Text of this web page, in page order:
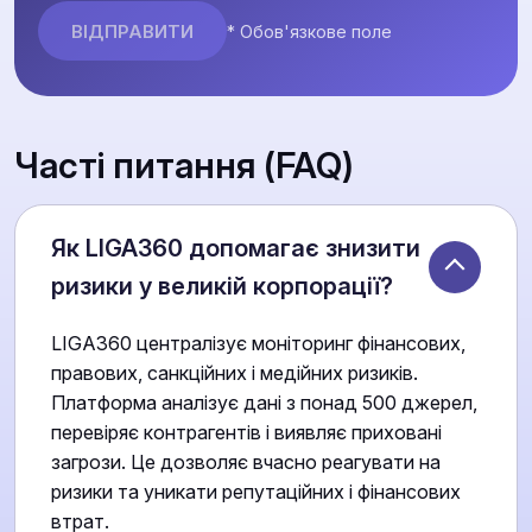
* Обов'язкове поле
Часті питання (FAQ)
Як LIGA360 допомагає знизити
ризики у великій корпорації?
LIGA360 централізує моніторинг фінансових,
правових, санкційних і медійних ризиків.
Платформа аналізує дані з понад 500 джерел,
перевіряє контрагентів і виявляє приховані
загрози. Це дозволяє вчасно реагувати на
ризики та уникати репутаційних і фінансових
втрат.